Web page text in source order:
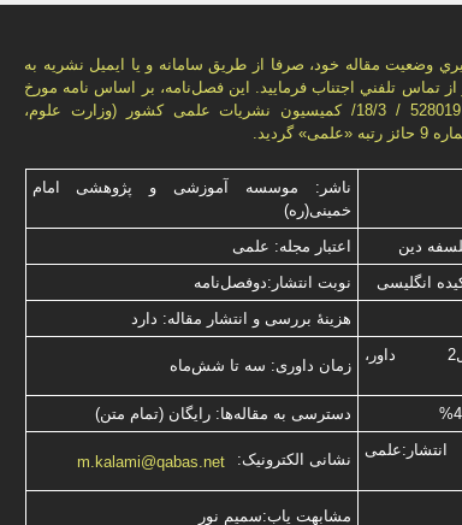
وضعيت مقاله خود، صرفا از طريق سامانه و يا ايميل نشريه به
از تماس تلفني اجتناب فرماييد. اين فصل‌نامه، بر اساس نامه مورخ
1392/09/20 به شماره 528019 / 18/3/ كميسيون نشريات علمی كشور (وزارت علوم،
گرديد.
ناشر: موسسه آموزشی و پژوهشی امام
خمینی(ره)
دین
اعتبار مجله: علمی
انگلیسی
نوبت انتشار:دوفصل‌نامه
هزینۀ بررسی و انتشار مقاله: دارد
نوع داوری:حداقل2 داور،
زمان داوری: سه تا شش‌ماه
دسترسی به مقاله‌ها: رایگان (تمام متن)
نشانی الکترونیک: m.kalami@qabas.net
مشابهت ياب:سميم نور